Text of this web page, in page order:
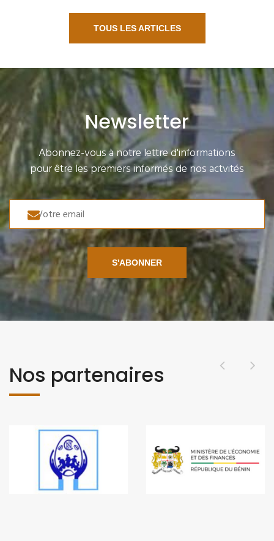
TOUS LES ARTICLES
Newsletter
Abonnez-vous à notre lettre d'informations
pour être les premiers informés de nos actvités
S'ABONNER
Nos partenaires